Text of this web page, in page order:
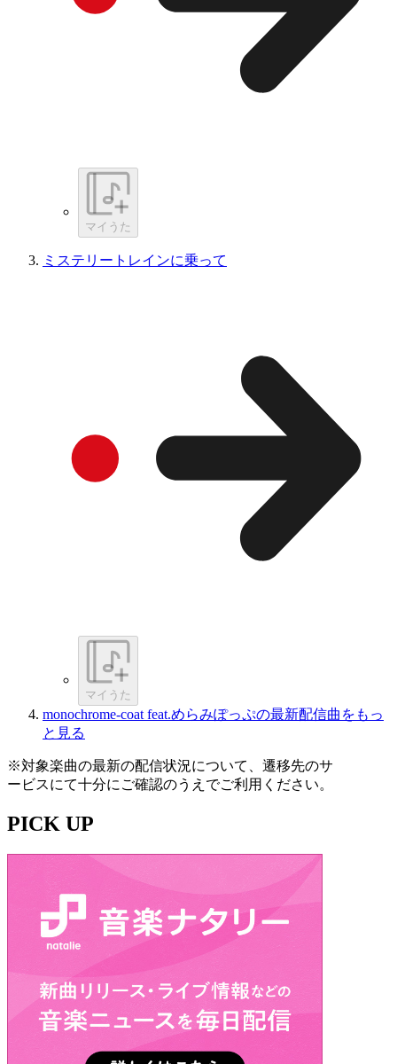
マイうた
ミステリートレインに乗って
マイうた
monochrome-coat feat.めらみぽっぷの最新配信曲をもっ
と見る
※対象楽曲の最新の配信状況について、遷移先のサ
ービスにて十分にご確認のうえでご利用ください。
PICK UP